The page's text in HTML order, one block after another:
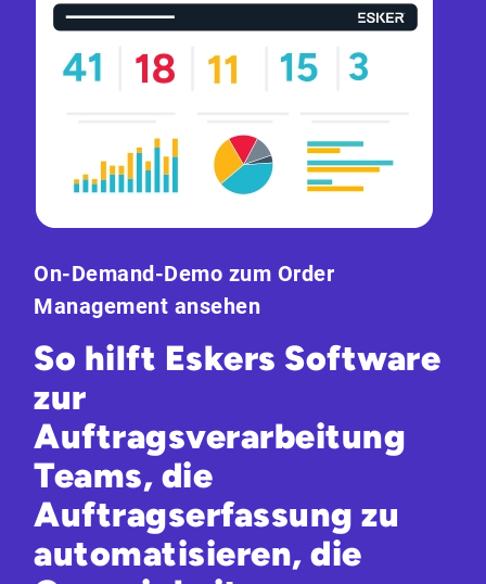
On-Demand-Demo zum Order
Management ansehen
So hilft Eskers Software
zur
Auftragsverarbeitung
Teams, die
Auftragserfassung zu
automatisieren, die